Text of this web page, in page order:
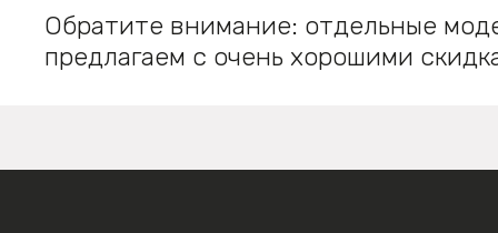
Обратите внимание: отдельные
предлагаем с очень хорошими